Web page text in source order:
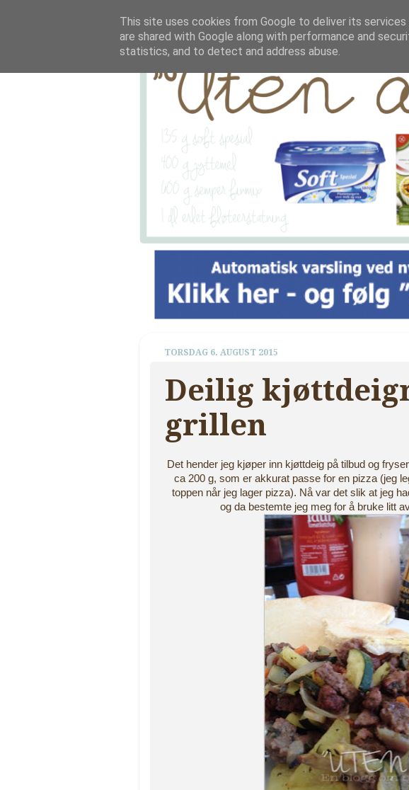
TORSDAG 6. AUGUST 2015
Deilig
grillen
Det hender jeg kjøper inn kjøttdeig på tilbud og
ca 200 g, som er akkurat passe for en pizza (jeg
toppen når jeg lager pizza). Nå var det slik at jeg
og da bestemte jeg meg for å bruke litt
This site uses cookies from Google to deliver its
are shared with Google along with performance and
statistics, and to detect and address abuse.